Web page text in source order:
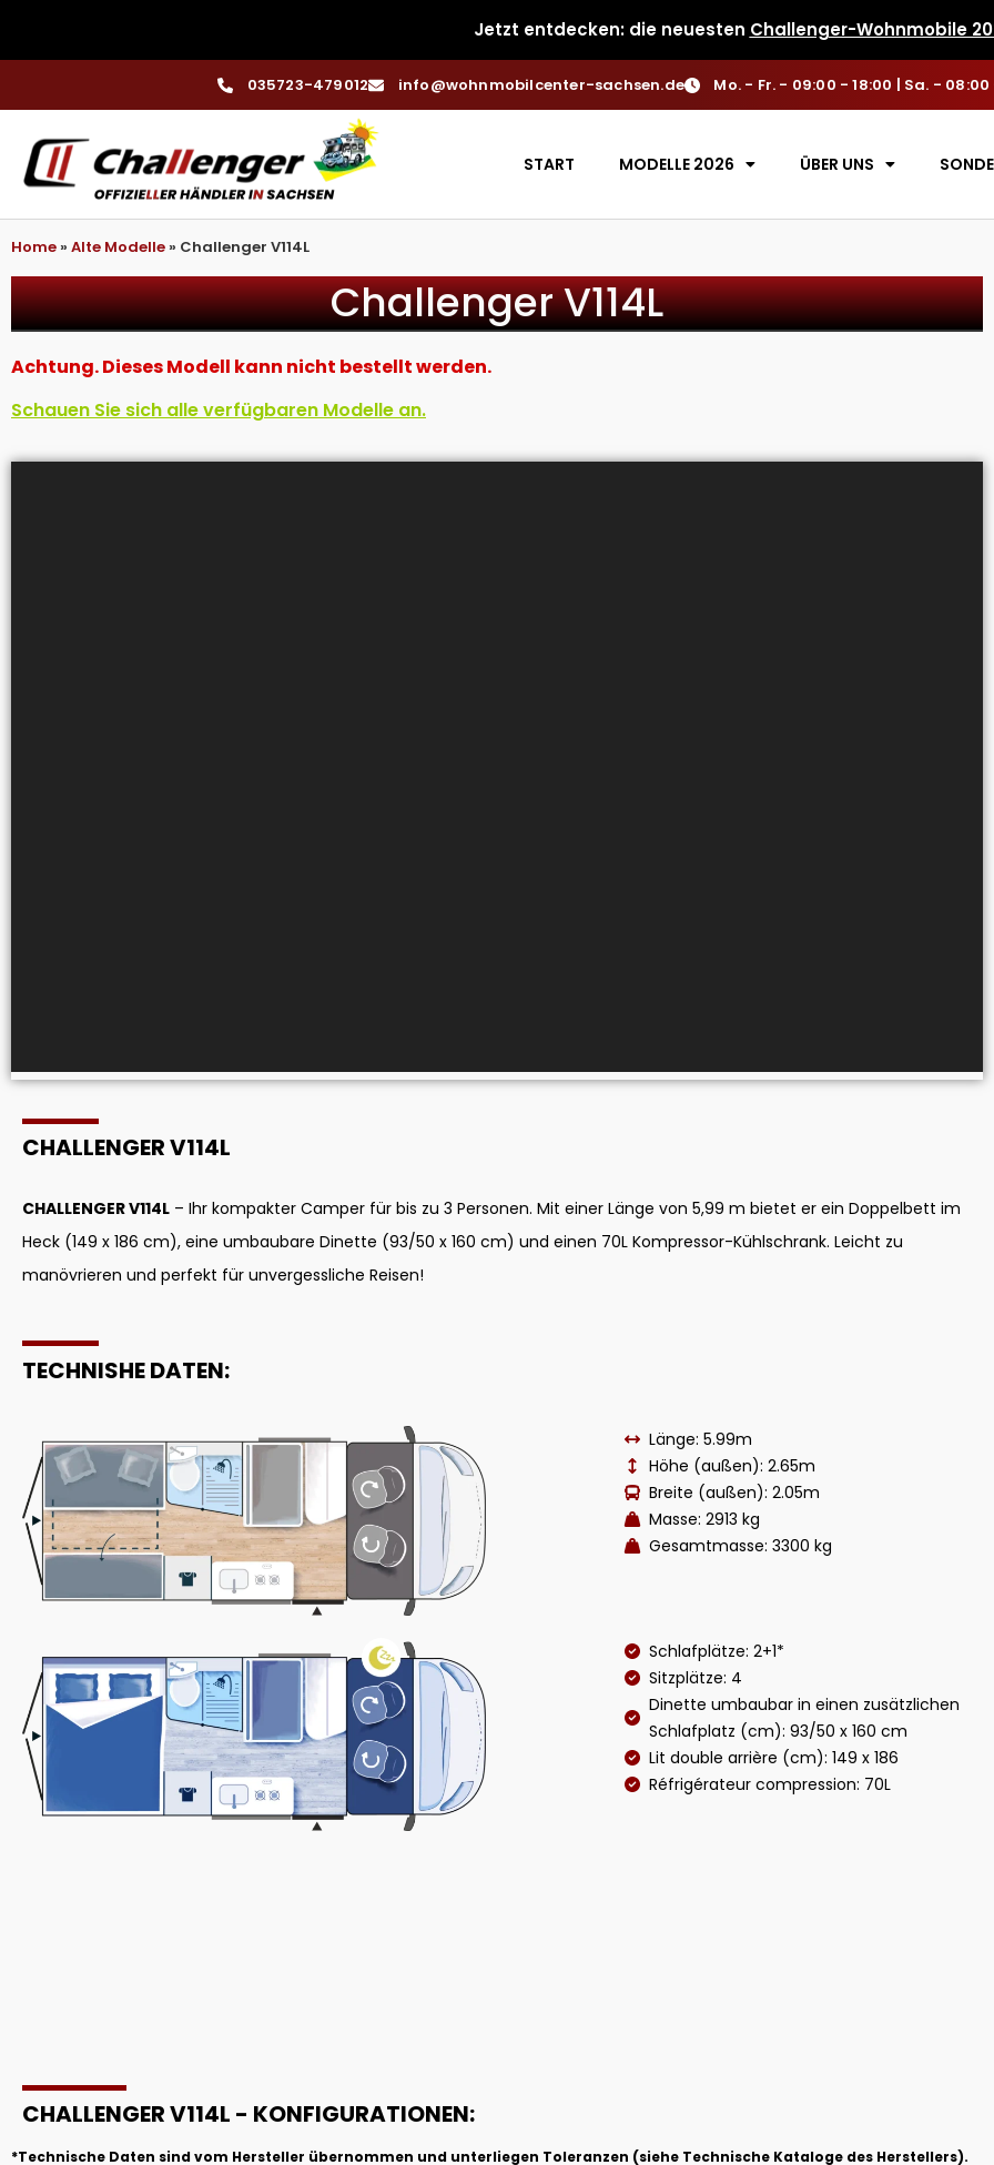
Jetzt entdecken: die neuesten Challenger-Wohnmobile
035723-479012 info@wohnmobilcenter-sachsen.de Mo. - Fr. - 09:00 - 18:00 | Sa. - 08:00
START MODELLE 2026 ÜBER UNS
Home » Alte Modelle » Challenger V114L
Challenger V114L
Achtung. Dieses Modell kann nicht bestellt werden.
Schauen Sie sich alle verfügbaren Modelle an.
CHALLENGER V114L
CHALLENGER V114L – Ihr kompakter Camper für bis zu 3 Personen. Mit einer Länge von 5,99 m bietet er ein Doppelbett im
Heck (149 x 186 cm), eine umbaubare Dinette (93/50 x 160 cm) und einen 70L Kompressor-Kühlschrank. Leicht zu
manövrieren und perfekt für unvergessliche Reisen!
TECHNISHE DATEN:
Länge: 5.99m
Höhe (außen): 2.65m
Breite (außen): 2.05m
Masse: 2913 kg
Gesamtmasse: 3300 kg
Schlafplätze: 2+1*
Sitzplätze: 4
Dinette umbaubar in einen zusätzlichen
Schlafplatz (cm): 93/50 x 160 cm
Lit double arrière (cm): 149 x 186
Réfrigérateur compression: 70L
CHALLENGER V114L - KONFIGURATIONEN:
*Technische Daten sind vom Hersteller übernommen und unterliegen Toleranzen (siehe Technische Kataloge des Herstellers).